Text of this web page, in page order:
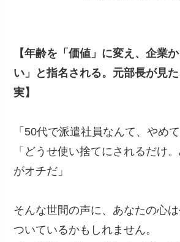
【年齢を「価値」に変え、企業
い」と指名される。元部長が見
実】
「50代で派遣社員なんて、やめて
「どうせ使い捨てにされるだけ
がオチだ」
そんな世間の声に、あなたの心
ついているかもしれません。